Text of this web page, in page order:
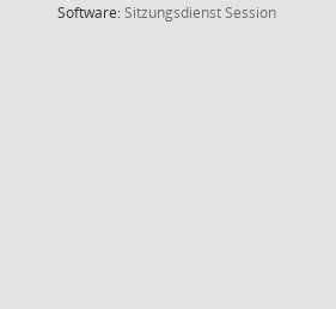
Software:SitzungsdienstSession(Wird in